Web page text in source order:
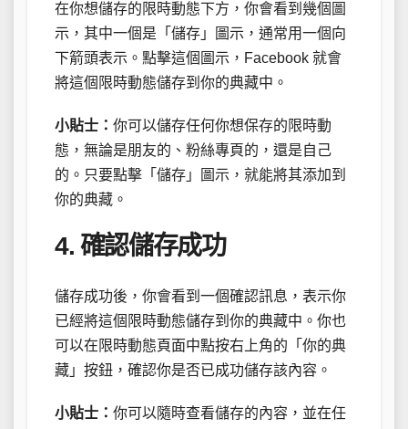
在你想儲存的限時動態下方，你會看到幾個圖
示，其中一個是「儲存」圖示，通常用一個向
下箭頭表示。點擊這個圖示，Facebook 就會
將這個限時動態儲存到你的典藏中。
小貼士： 你可以儲存任何你想保存的限時動
態，無論是朋友的、粉絲專頁的，還是自己
的。只要點擊「儲存」圖示，就能將其添加到
你的典藏。
4. 確認儲存成功
儲存成功後，你會看到一個確認訊息，表示你
已經將這個限時動態儲存到你的典藏中。你也
可以在限時動態頁面中點按右上角的「你的典
藏」按鈕，確認你是否已成功儲存該內容。
小貼士： 你可以隨時查看儲存的內容，並在任